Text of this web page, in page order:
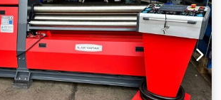
t Dodatna oprema: Pomoć za savijanje
Hvofx Apnea Prodavac ne odgovara za
prenosu podataka. Mašina je po
habanja primerena svojim
mašine se prodaju bez ikakve